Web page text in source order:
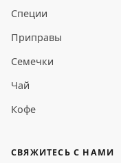
Специи
Приправы
Семечки
Чай
Кофе
СВЯЖИТЕСЬ С НАМИ